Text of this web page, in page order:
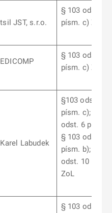
JST, s.r.o.
§ 103 odst. 6
písm. c) ZoL
§ 103 odst. 6
písm. c) ZoL
Labudek
§103 odst. 9
písm. c); § 103
odst. 6 písm.
§ 103 odst. 7
písm. b); § 103
odst. 10 písm.
ZoL
§ 103 odst. 9